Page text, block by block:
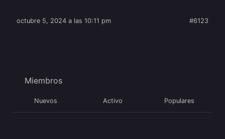
octubre 5, 2024 a las 10:11 pm #6123
Miembros
Nuevos Activo Populares